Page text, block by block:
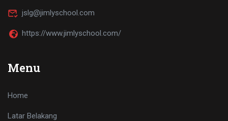
jslg@jimlyschool.com
https://www.jimlyschool.com/
Menu
Home
Latar Belakang